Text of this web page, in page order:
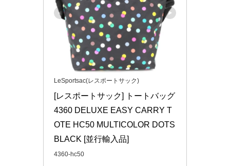
LeSportsac(レスポートサック)
[レスポートサック] トートバッグ
4360 DELUXE EASY CARRY T
OTE HC50 MULTICOLOR DOTS
BLACK [並行輸入品]
4360-hc50